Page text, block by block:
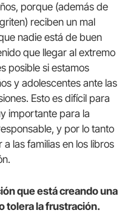
porque (además de
reciben un mal
nadie está de buen
que llegar al extremo
posible si estamos
y adolescentes ante las
Esto es difícil para
importante para la
y por lo tanto
las familias en los libros
que está creando una
tolera la frustración.